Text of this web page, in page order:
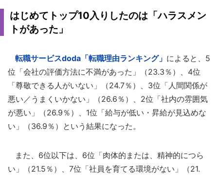
はじめてトップ10入りしたのは「ハラスメン
トがあった」
転職サービスdoda「転職理由ランキング」 によると、5
位「会社の評価方法に不満があった」（23.3％）、4位
「尊敬できる人がいない」（24.7％）、3位「人間関係が
悪い／うまくいかない」（26.6％）、2位「社内の雰囲気
が悪い」（26.9％）、1位「給与が低い・昇給が見込めな
い」（36.9％）という結果になった。
また、6位以下は、6位「肉体的または、精神的につら
い」（21.5％）、7位「社員を育てる環境がない」（21.